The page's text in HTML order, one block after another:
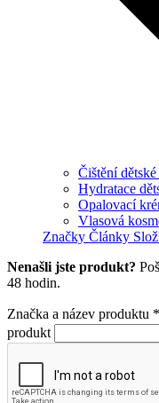
Čištění
Hydratace
Opalovací
Vlasová
Značky Články
Nenašli jste produkt?
48 hodin.
Značka a název produktu *
produkt